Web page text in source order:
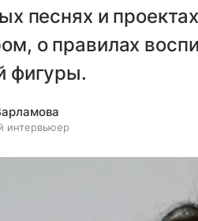
песнях и
о правилах
фигуры.
интервьюер